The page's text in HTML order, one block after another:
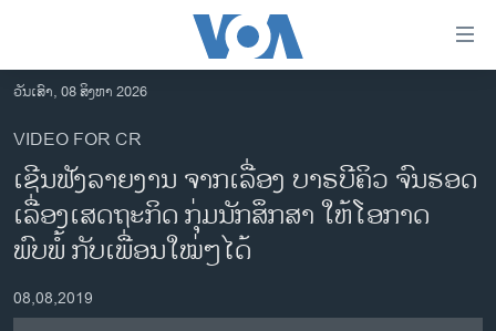
ເຂົ້າ
ຫາ
ຂ້າມ
ຂ້າມ
ຂ້າມ
ໄປ
ຫາ
ຊອກ
ຄົ້ນ
ອາເມຣິກາ
ການເລືອກຕັ້ງ ປະທານາທີບໍດີ ສະຫະລັດ 2024
ໂລກ
ວັນເສົາ, 08 ສິງຫາ 2026
VIDEO FOR CR
ເຊີນຟັງລາຍງານ ຈາກເລື່ອງ ບາຣບີຄິວ ຈົນຮອດ
ເລື່ອງເສດຖະກິດ ກຸ່ມນັກສຶກສາ ໃຫ້ໂອກາດ
ພົບພໍ້ ກັບເພື່ອນໃໝ່ໆໄດ້
08,08,2019